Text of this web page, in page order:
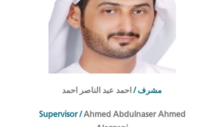
مشرف/احمد عبد الناصر احمد
Supervisor /Ahmed Abdulnaser Ahmed